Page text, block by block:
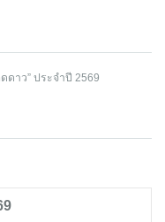
ดาว” ประจำปี 2569